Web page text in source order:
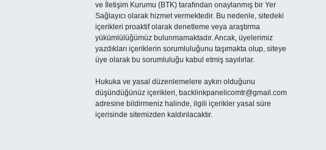
ve İletişim Kurumu (BTK) tarafından onaylanmış bir Yer
Sağlayıcı olarak hizmet vermektedir. Bu nedenle, sitedeki
içerikleri proaktif olarak denetleme veya araştırma
yükümlülüğümüz bulunmamaktadır. Ancak, üyelerimiz
yazdıkları içeriklerin sorumluluğunu taşımakta olup, siteye
üye olarak bu sorumluluğu kabul etmiş sayılırlar.
Hukuka ve yasal düzenlemelere aykırı olduğunu
düşündüğünüz içerikleri, backlinkpanelicomtr@gmail.com
adresine bildirmeniz halinde, ilgili içerikler yasal süre
içerisinde sitemizden kaldırılacaktır.